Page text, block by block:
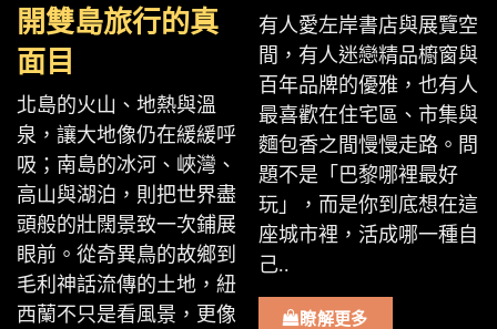
開雙島旅行的真
面目
北島的火山、地熱與溫
泉，讓大地像仍在緩緩呼
吸；南島的冰河、峽灣、
高山與湖泊，則把世界盡
頭般的壯闊景致一次鋪展
眼前。從奇異鳥的故鄉到
毛利神話流傳的土地，紐
西蘭不只是看風景，更像
有人愛左岸書店與展覽空
間，有人迷戀精品櫥窗與
百年品牌的優雅，也有人
最喜歡在住宅區、市集與
麵包香之間慢慢走路。問
題不是「巴黎哪裡最好
玩」，而是你到底想在這
座城市裡，活成哪一種自
己..
瞭解更多